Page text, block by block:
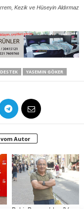
Kezik ve Hüseyin Aldırmaz
YASEMIN GÖKER
Autor